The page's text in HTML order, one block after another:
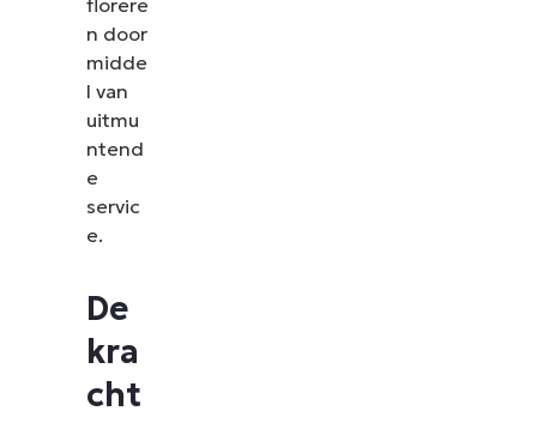
n door
midde
l van
uitmu
ntend
e
servic
e.
De
kra
cht